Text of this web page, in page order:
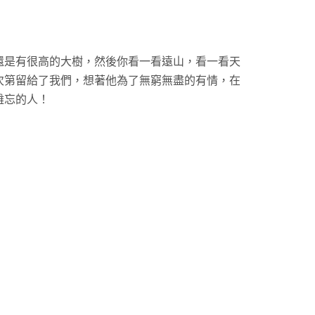
有很高的大樹，然後你看一看遠山，看一看天
留給了我們，想著他為了無窮無盡的有情，在
的人！